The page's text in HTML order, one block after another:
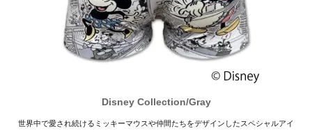
Disney Collection/Gray
世界中で愛され続けるミッキーマウスや仲間たちをデザインしたスペシャルアイ